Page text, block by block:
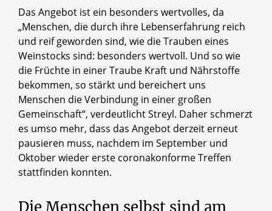
Das Angebot ist ein besonders wertvolles, da
„Menschen, die durch ihre Lebenserfahrung reich
und reif geworden sind, wie die Trauben eines
Weinstocks sind: besonders wertvoll. Und so wie
die Früchte in einer Traube Kraft und Nährstoffe
bekommen, so stärkt und bereichert uns
Menschen die Verbindung in einer großen
Gemeinschaft“, verdeutlicht Streyl. Daher schmerzt
es umso mehr, dass das Angebot derzeit erneut
pausieren muss, nachdem im September und
Oktober wieder erste coronakonforme Treffen
stattfinden konnten.